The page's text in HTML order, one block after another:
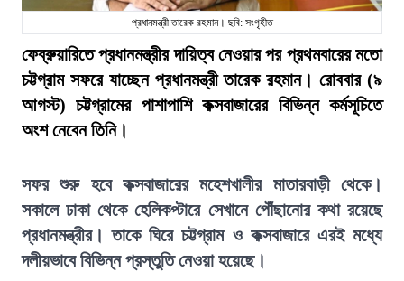
প্রধানমন্ত্রী তারেক রহমান। ছবি: সংগৃহীত
ফেব্রুয়ারিতে প্রধানমন্ত্রীর দায়িত্ব নেওয়ার পর প্রথমবারের মতো
চট্টগ্রাম সফরে যাচ্ছেন প্রধানমন্ত্রী তারেক রহমান। রোববার (৯
আগস্ট) চট্টগ্রামের পাশাপাশি কক্সবাজারের বিভিন্ন কর্মসূচিতে
অংশ নেবেন তিনি।
সফর শুরু হবে কক্সবাজারের মহেশখালীর মাতারবাড়ী থেকে।
সকালে ঢাকা থেকে হেলিকপ্টারে সেখানে পৌঁছানোর কথা রয়েছে
প্রধানমন্ত্রীর। তাকে ঘিরে চট্টগ্রাম ও কক্সবাজারে এরই মধ্যে
দলীয়ভাবে বিভিন্ন প্রস্তুতি নেওয়া হয়েছে।